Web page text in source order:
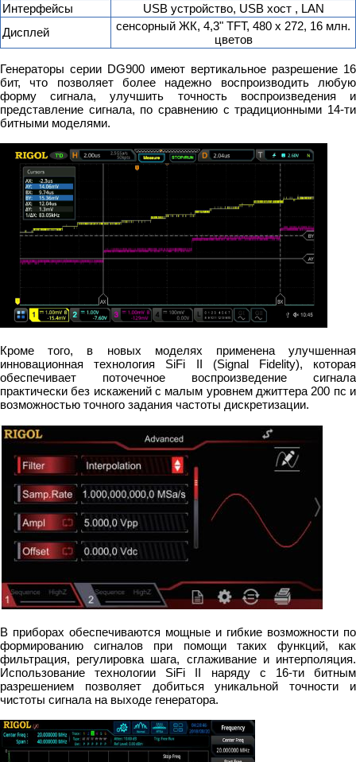
Интерфейсы
USB устройство, USB хост , LAN
Дисплей
сенсорный ЖК, 4,3" TFT, 480 х 272, 16 млн.
цветов
Генераторы серии DG900 имеют вертикальное разрешение 16
бит, что позволяет более надежно воспроизводить любую
форму сигнала, улучшить точность воспроизведения и
представление сигнала, по сравнению с традиционными 14-ти
битными моделями.
Кроме того, в новых моделях применена улучшенная
инновационная технология SiFi II (Signal Fidelity), которая
обеспечивает поточечное воспроизведение сигнала
практически без искажений с малым уровнем джиттера 200 пс и
возможностью точного задания частоты дискретизации.
В приборах обеспечиваются мощные и гибкие возможности по
формированию сигналов при помощи таких функций, как
фильтрация, регулировка шага, сглаживание и интерполяция.
Использование технологии SiFi II наряду с 16-ти битным
разрешением позволяет добиться уникальной точности и
чистоты сигнала на выходе генератора.